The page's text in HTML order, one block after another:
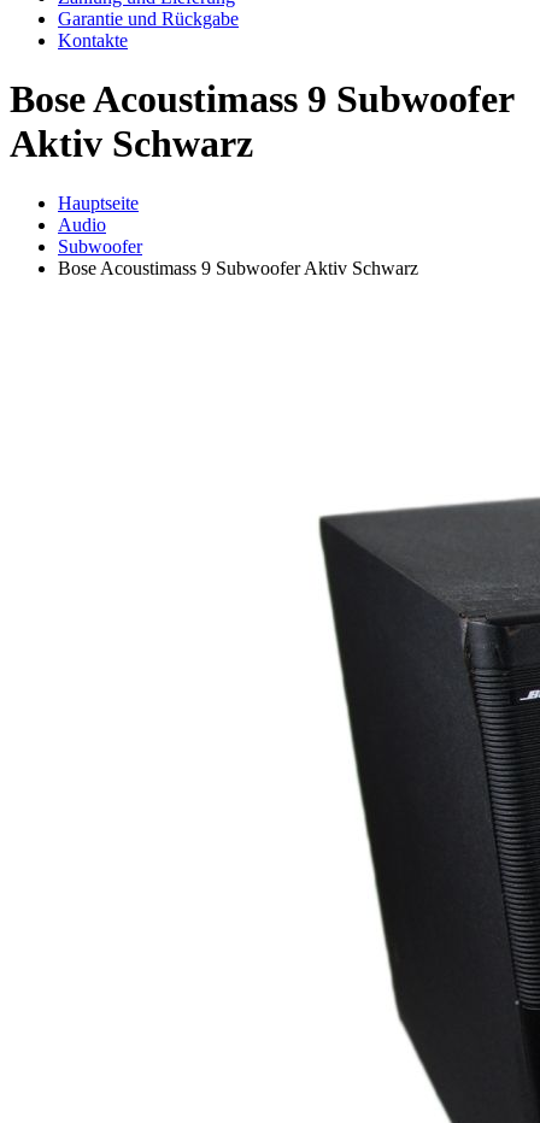
Garantie und Rückgabe
Kontakte
Bose Acoustimass 9 Subwoofer
Aktiv Schwarz
Hauptseite
Audio
Subwoofer
Bose Acoustimass 9 Subwoofer Aktiv Schwarz